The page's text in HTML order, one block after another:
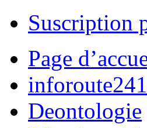
Suscription
Page
inforoute241
Deontologie